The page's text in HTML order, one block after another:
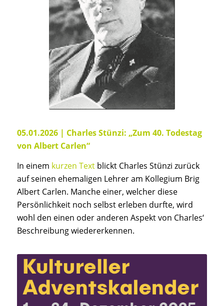
05.01.2026 | Charles Stünzi: „Zum 40. Todestag
von Albert Carlen“
In einem kurzen Textblickt Charles Stünzi zurück
auf seinen ehemaligen Lehrer am Kollegium Brig
Albert Carlen. Manche einer, welcher diese
Persönlichkeit noch selbst erleben durfte, wird
wohl den einen oder anderen Aspekt von Charles‘
Beschreibung wiedererkennen.